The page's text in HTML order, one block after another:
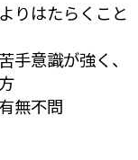
りはたらくこと
手意識が強く、
無不問